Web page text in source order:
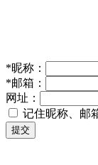
*昵称：
*邮箱：
网址：
记住昵称、邮
提交